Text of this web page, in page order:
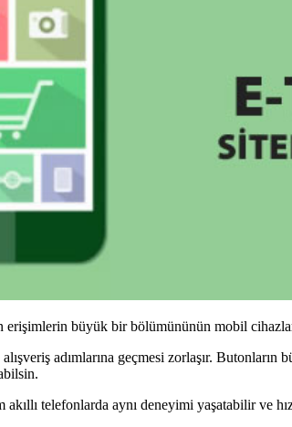
büyük bir bölümününün mobil
adımlarına geçmesi zorlaşır.
telefonlarda aynı deneyimi yaşatabilir ve